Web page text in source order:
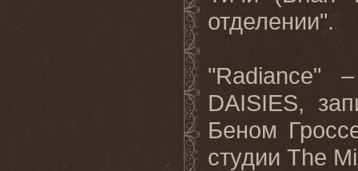
отделении".
"Radiance" –
DAISIES,
Беном
студии The